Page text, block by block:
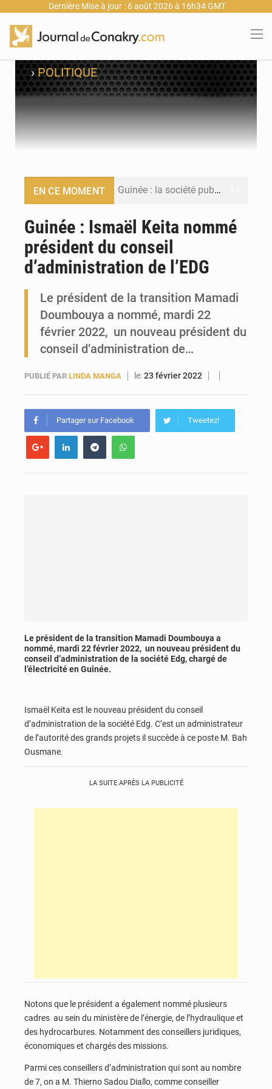
Dernière Mise à jour : 6 août 2026 à 16h34 GMT
›POLITIQUE
EN CE MOMENT Guinée : la société publique Nimba Mining Company signe sa première convention minière
Forces Vives en Guinée : la coalition critique la gestion de Mamadi Doumbouya
Guinée : Ismaël Keita nommé
président du conseil
d’administration de l’EDG
Le président de la transition Mamadi
Doumbouya a nommé, mardi 22
février 2022, un nouveau président du
conseil d’administration de…
PUBLIÉ PAR LINDA MANGA le:23 février 2022
Partager sur Facebook Tweetez!
Le président de la transition Mamadi Doumbouya a
nommé, mardi 22 février 2022, un nouveau président du
conseil d’administration de la société Edg, chargé de
l’électricité en Guinée.
Ismaël Keita est le nouveau président du conseil
d’administration de la société Edg. C’est un administrateur
de l’autorité des grands projets il succède à ce poste M. Bah
Ousmane.
LA SUITE APRÈS LA PUBLICITÉ
Notons que le président a également nommé plusieurs
cadres au sein du ministère de l’énergie, de l’hydraulique et
des hydrocarbures. Notamment des conseillers juridiques,
économiques et chargés des missions.
Parmi ces conseillers d’administration qui sont au nombre
de 7, on a M. Thierno Sadou Diallo, comme conseiller